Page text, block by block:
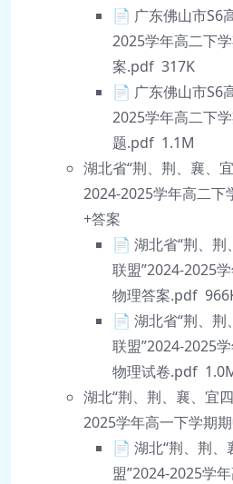
📄 广东佛山市S6
2025学年高二下
案.pdf 317K
📄 广东佛山市S6
2025学年高二下
题.pdf 1.1M
湖北省“荆、荆、襄、
2024-2025学年高二下
+答案
📄 湖北省“荆、
联盟”2024-2025
物理答案.pdf
📄 湖北省“荆、
联盟”2024-2025
物理试卷.pdf
湖北“荆、荆、襄、宜
2025学年高一下学期
📄 湖北“荆、荆
盟”2024-2025学